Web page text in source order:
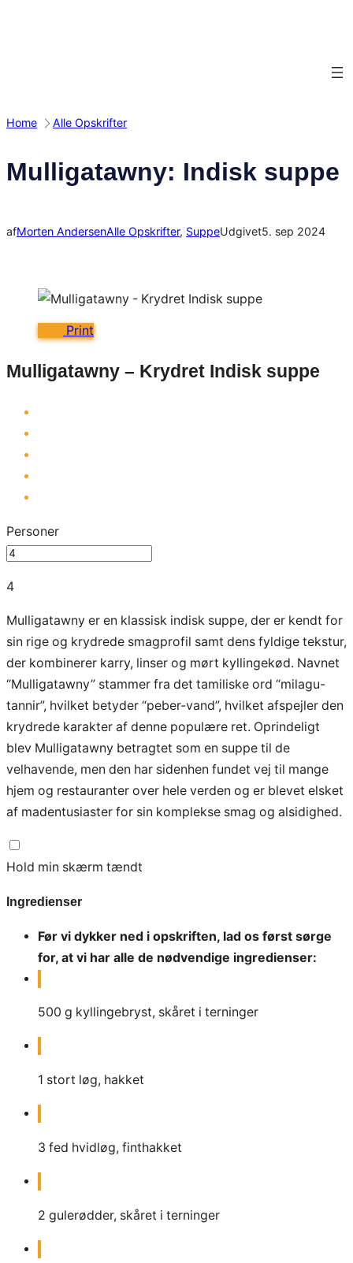
Home Alle Opskrifter
Mulligatawny: Indisk suppe
afMorten AndersenAlle Opskrifter, SuppeUdgivet5. sep 2024
Print
Mulligatawny – Krydret Indisk suppe
Personer
4
Mulligatawny er en klassisk indisk suppe, der er kendt for
sin rige og krydrede smagprofil samt dens fyldige tekstur,
der kombinerer karry, linser og mørt kyllingekød. Navnet
“Mulligatawny” stammer fra det tamiliske ord “milagu-
tannir”, hvilket betyder “peber-vand”, hvilket afspejler den
krydrede karakter af denne populære ret. Oprindeligt
blev Mulligatawny betragtet som en suppe til de
velhavende, men den har sidenhen fundet vej til mange
hjem og restauranter over hele verden og er blevet elsket
af madentusiaster for sin komplekse smag og alsidighed.
Hold min skærm tændt
Ingredienser
Før vi dykker ned i opskriften, lad os først sørge
for, at vi har alle de nødvendige ingredienser:
500 g kyllingebryst, skåret i terninger
1 stort løg, hakket
3 fed hvidløg, finthakket
2 gulerødder, skåret i terninger